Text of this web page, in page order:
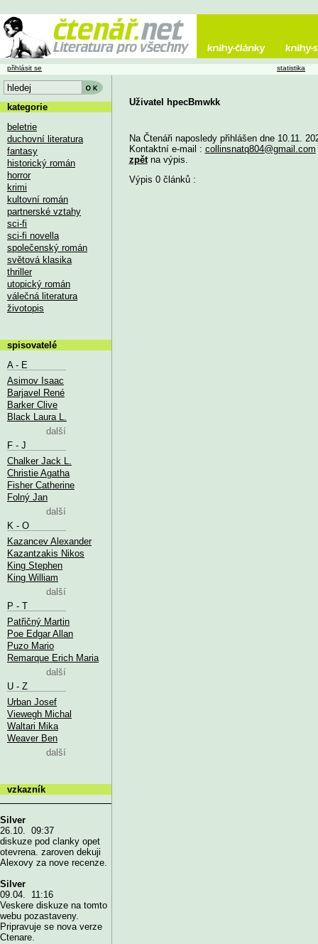
Uživatel hpecBmwkk
Na Čtenáři naposledy přihlášen dne 10.11.
Kontaktní e-mail : collinsnatq804@gmail.com
zpětna výpis.
Výpis 0 článků :
přihlásit se statistika
kategorie
beletrie
duchovní literatura
fantasy
historický román
horror
krimi
kultovní román
partnerské vztahy
sci-fi
sci-fi novella
společenský román
světová klasika
thriller
utopický román
válečná literatura
životopis
spisovatelé
A - E
Asimov Isaac
Barjavel René
Barker Clive
Black Laura L.
další
F - J
Chalker Jack L.
Christie Agatha
Fisher Catherine
Folný Jan
další
K - O
Kazancev Alexander
Kazantzakis Nikos
King Stephen
King William
další
P - T
Patřičný Martin
Poe Edgar Allan
Puzo Mario
Remarque Erich Maria
další
U - Z
Urban Josef
Viewegh Michal
Waltari Mika
Weaver Ben
další
vzkazník
Silver
26.10. 09:37
diskuze pod clanky opet
otevrena. zaroven dekuji
Alexovy za nove recenze.
Silver
09.04. 11:16
Veskere diskuze na tomto
webu pozastaveny.
Pripravuje se nova verze
Ctenare.